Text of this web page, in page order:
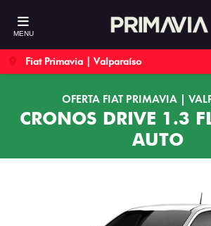
MENU
Fiat Primavia | Valparaíso
OFERTA FIAT PRIMAVIA |
CRONOS DRIVE 1.3
AUTO